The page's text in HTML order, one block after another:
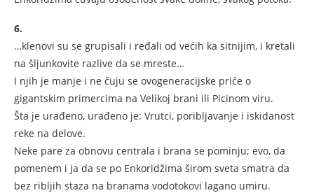
6.
…klenovi su se grupisali i ređali od većih ka sitnijim, i kretali
na šljunkovite razlive da se mreste…
I njih je manje i ne čuju se ovogeneracijske priče o
gigantskim primercima na Velikoj brani ili Picinom viru.
Šta je urađeno, urađeno je: Vrutci, poribljavanje i iskidanost
reke na delove.
Neke pare za obnovu centrala i brana se pominju; evo, da
pomenem i ja da se po Enkoridžima širom sveta smatra da
bez ribljih staza na branama vodotokovi lagano umiru.